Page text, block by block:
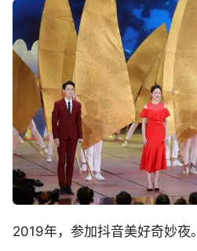
2019年，参加抖音美好奇妙夜。